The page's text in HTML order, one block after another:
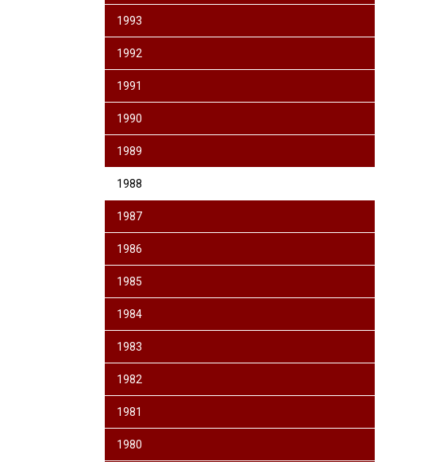
1993
1992
1991
1990
1989
1988
1987
1986
1985
1984
1983
1982
1981
1980